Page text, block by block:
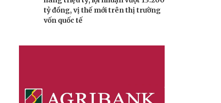
tỷ đồng, vị thế mới trên thị trường
vốn quốc tế